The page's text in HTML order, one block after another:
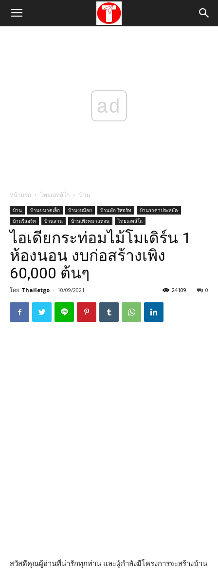
ad
หน้าแรก ไทยเลทส์โก บ้าน
บ้าน บ้านขนาดเล็ก บ้านงบน้อย บ้านพัก รีสอร์ท
บ้านราคาประหยัด
บ้านรีสอร์ท
บ้านสวน บ้านเพิงหมาแหงน ไทยเลทส์โก
ไอเดียกระท่อมไม้โมเดิร์น 1
ห้องนอน งบก่อสร้างเพิง
60,000 ต้นๆ
โดย Thailetgo - 10/09/2021 0
24109
สวัสดีคุณผู้อ่านที่น่ารักทุกท่าน และผู้กำลังมีโครงการจะสร้างบ้าน